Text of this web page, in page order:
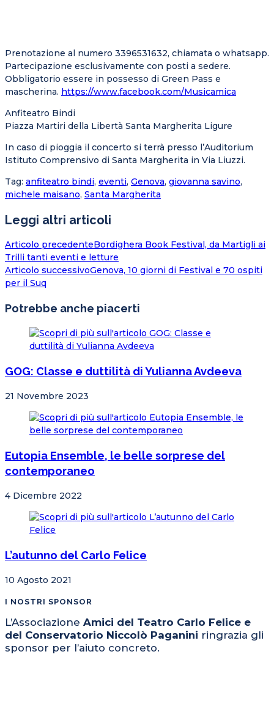
Prenotazione al numero 3396531632, chiamata o whatsapp.
Partecipazione esclusivamente con posti a sedere.
Obbligatorio essere in possesso di Green Pass e
mascherina. https://www.facebook.com/Musicamica
Anfiteatro Bindi
Piazza Martiri della Libertà Santa Margherita Ligure
In caso di pioggia il concerto si terrà presso l’Auditorium
Istituto Comprensivo di Santa Margherita in Via Liuzzi.
Tag: anfiteatro bindi, eventi, Genova, giovanna savino,
michele maisano, Santa Margherita
Leggi altri articoli
Articolo precedenteBordighera Book Festival, da Martigli ai
Trilli tanti eventi e letture
Articolo successivoGenova, 10 giorni di Festival e 70 ospiti
per il Suq
Potrebbe anche piacerti
GOG: Classe e duttilità di Yulianna Avdeeva
21 Novembre 2023
Eutopia Ensemble, le belle sorprese del
contemporaneo
4 Dicembre 2022
L’autunno del Carlo Felice
10 Agosto 2021
I NOSTRI SPONSOR
L’Associazione Amici del Teatro Carlo Felice e
del Conservatorio Niccolò Paganini ringrazia gli
sponsor per l’aiuto concreto.